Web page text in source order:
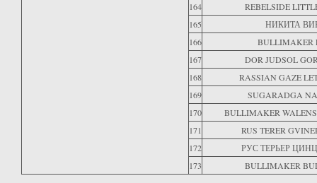
164
REBELSIDE
165
НИКИТА
166
BULLIMAKER
167
DOR JUDSOL
168
RASSIAN GAZE
169
SUGARADGA
170
BULLIMAKER
171
RUS TERER
172
РУС ТЕРЬЕР
173
BULLIMAKER